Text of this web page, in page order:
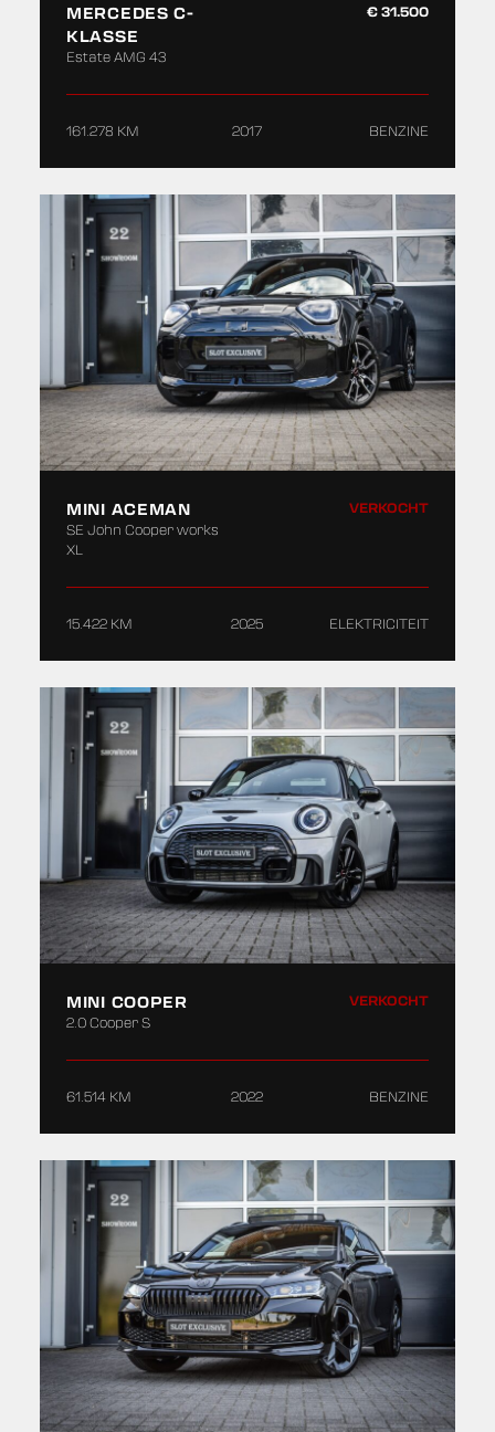
MERCEDES C-
KLASSE
Estate AMG 43
€ 31.500
161.278 KM 2017 BENZINE
MINI ACEMAN
SE John Cooper works
XL
VERKOCHT
15.422 KM 2025 ELEKTRICITEIT
MINI COOPER
2.0 Cooper S
VERKOCHT
61.514 KM 2022 BENZINE